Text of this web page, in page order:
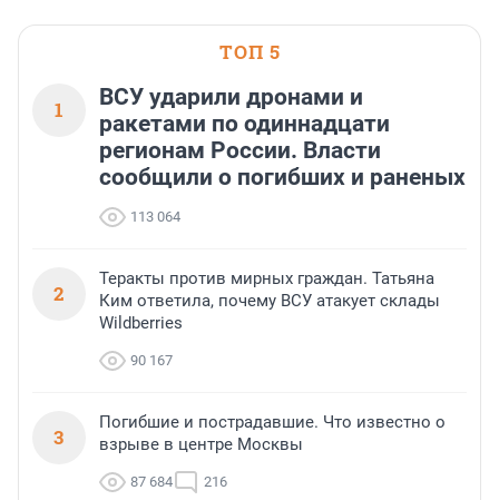
ТОП 5
1
ВСУ ударили дронами и
ракетами по одиннадцати
регионам России. Власти
сообщили о погибших и раненых
113 064
2
Теракты против мирных граждан. Татьяна
Ким ответила, почему ВСУ атакует склады
Wildberries
90 167
3
Погибшие и пострадавшие. Что известно о
взрыве в центре Москвы
87 684 216